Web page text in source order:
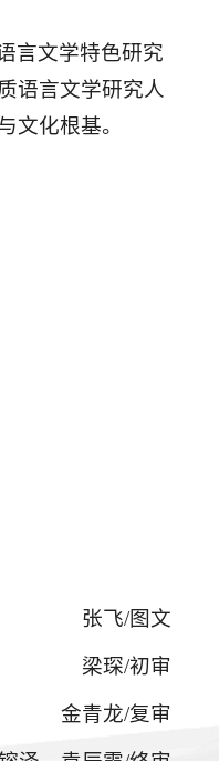
言文学特色研究
语言文学研究人
文化根基。
张飞/图文
梁琛/初审
金青龙/复审